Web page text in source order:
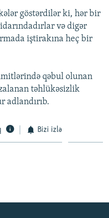
göstərdilər ki, hər bir
və digər
iştirakına heç bir
qəbul olunan
təhlükəsizlik
adlandırıb.
Bizi izlə